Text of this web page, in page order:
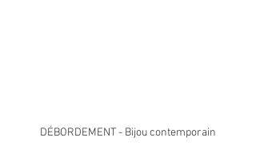
DÉBORDEMENT - Bijou contemporain